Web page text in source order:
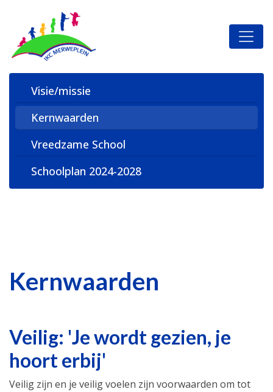
Visie/missie
Kernwaarden
Vreedzame School
Schoolplan 2024-2028
Kernwaarden
Veilig: 'Je wordt gezien, je
hoort erbij'
Veilig zijn en je veilig voelen zijn voorwaarden om tot